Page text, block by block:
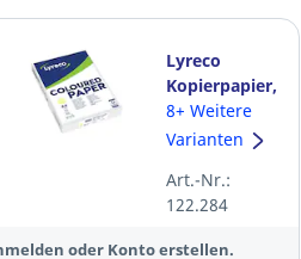
Lyreco
Kopierpapier,
A4, 80g,
pastell gelb,
8+ Weitere
Varianten
Art.-Nr.:
122.284
oder Konto erstellen.